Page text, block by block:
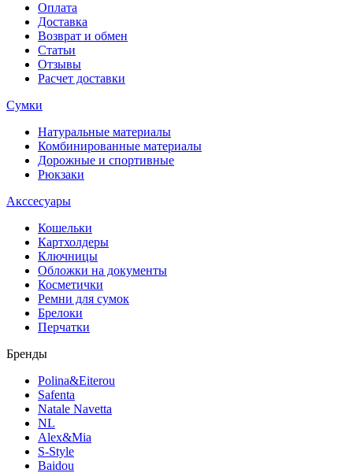
Оплата
Доставка
Возврат и обмен
Статьи
Отзывы
Расчет доставки
Сумки
Натуральные материалы
Комбинированные материалы
Дорожные и спортивные
Рюкзаки
Акссесуары
Кошельки
Картхолдеры
Ключницы
Обложки на документы
Косметички
Ремни для сумок
Брелоки
Перчатки
Бренды
Polina&Eiterou
Safenta
Natale Navetta
NL
Alex&Mia
S-Style
Baidou